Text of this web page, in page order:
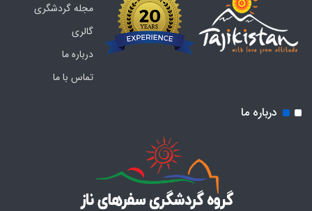
مجله گردشگری
گالری
درباره ما
تماس با ما
درباره ما